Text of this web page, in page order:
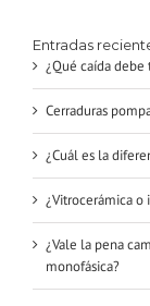
Entradas
¿Qué caída
Cerraduras
¿Cuál es la
¿Vitrocerámica o
¿Vale la pena
monofásica?